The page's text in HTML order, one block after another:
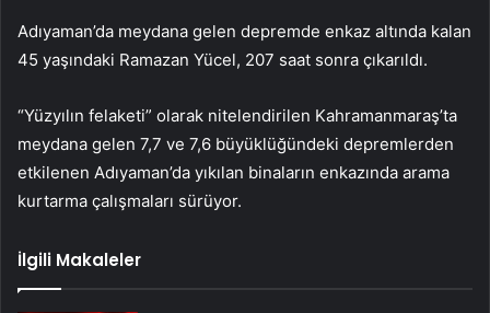
Adıyaman’da meydana gelen depremde enkaz altında kalan
45 yaşındaki Ramazan Yücel, 207 saat sonra çıkarıldı.
“Yüzyılın felaketi” olarak nitelendirilen Kahramanmaraş’ta
meydana gelen 7,7 ve 7,6 büyüklüğündeki depremlerden
etkilenen Adıyaman’da yıkılan binaların enkazında arama
kurtarma çalışmaları sürüyor.
İlgili Makaleler